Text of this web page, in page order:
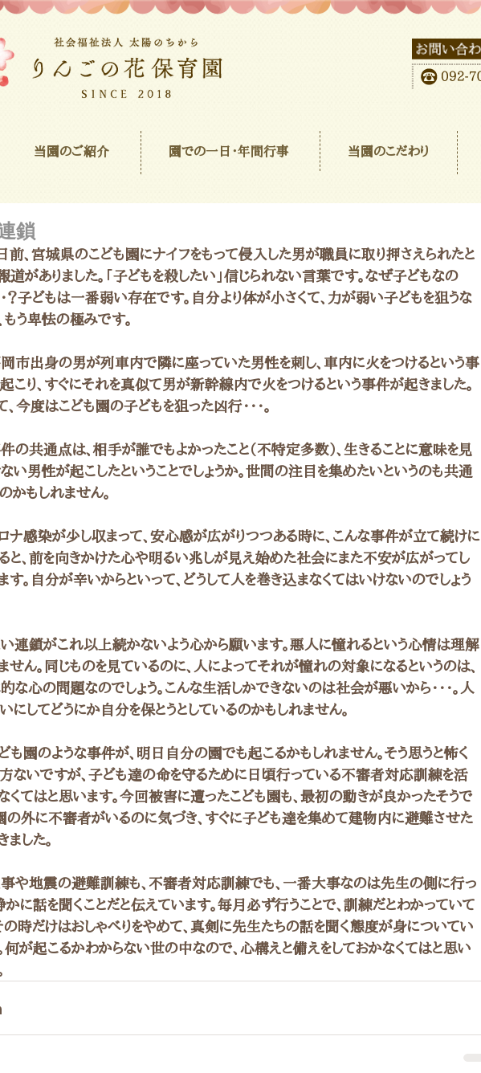
当園のご紹介 園での一日･年間行事 当園のこだわり
鎖
、宮城県のこども園にナイフをもって侵入した男が職員に取り押さえられたと
道がありました。「子どもを殺したい」信じられない言葉です。なぜ子どもなの
・？子どもは一番弱い存在です。自分より体が小さくて、力が弱い子どもを狙うな
もう卑怯の極みです。
市出身の男が列車内で隣に座っていた男性を刺し、車内に火をつけるという事
こり、すぐにそれを真似て男が新幹線内で火をつけるという事件が起きました。
、今度はこども園の子どもを狙った凶行・・・。
の共通点は、相手が誰でもよかったこと（不特定多数）、生きることに意味を見
い男性が起こしたということでしょうか。世間の注目を集めたいというのも共通
かもしれません。
ナ感染が少し収まって、安心感が広がりつつある時に、こんな事件が立て続けに
と、前を向きかけた心や明るい兆しが見え始めた社会にまた不安が広がってし
す。自分が辛いからといって、どうして人を巻き込まなくてはいけないのでしょう
連鎖がこれ以上続かないよう心から願います。悪人に憧れるという心情は理解
せん。同じものを見ているのに、人によってそれが憧れの対象になるというのは、
な心の問題なのでしょう。こんな生活しかできないのは社会が悪いから・・・。人
にしてどうにか自分を保とうとしているのかもしれません。
も園のような事件が、明日自分の園でも起こるかもしれません。そう思うと怖く
ないですが、子ども達の命を守るために日頃行っている不審者対応訓練を活
くてはと思います。今回被害に遭ったこども園も、最初の動きが良かったそうで
の外に不審者がいるのに気づき、すぐに子ども達を集めて建物内に避難させた
ました。
や地震の避難訓練も、不審者対応訓練でも、一番大事なのは先生の側に行っ
かに話を聞くことだと伝えています。毎月必ず行うことで、訓練だとわかっていて
の時だけはおしゃべりをやめて、真剣に先生たちの話を聞く態度が身についてい
何が起こるかわからない世の中なので、心構えと備えをしておかなくてはと思い